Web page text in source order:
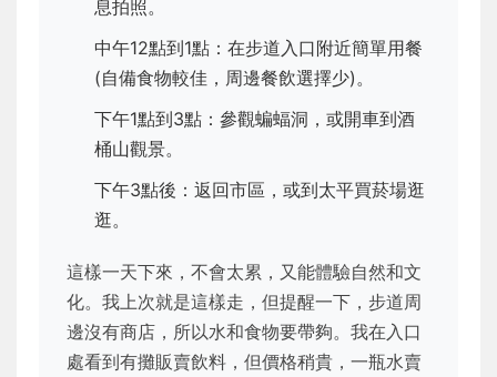
息拍照。
中午12點到1點：在步道入口附近簡單用餐
(自備食物較佳，周邊餐飲選擇少)。
下午1點到3點：參觀蝙蝠洞，或開車到酒
桶山觀景。
下午3點後：返回市區，或到太平買菸場逛
逛。
這樣一天下來，不會太累，又能體驗自然和文
化。我上次就是這樣走，但提醒一下，步道周
邊沒有商店，所以水和食物要帶夠。我在入口
處看到有攤販賣飲料，但價格稍貴，一瓶水賣